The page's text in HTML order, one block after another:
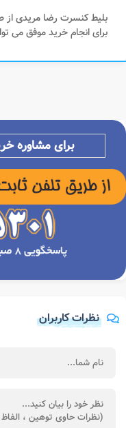
بلیط کنسرت رضا مریدی
برای انجام خرید موفق می
برای مشاوره
نظرات کاربران